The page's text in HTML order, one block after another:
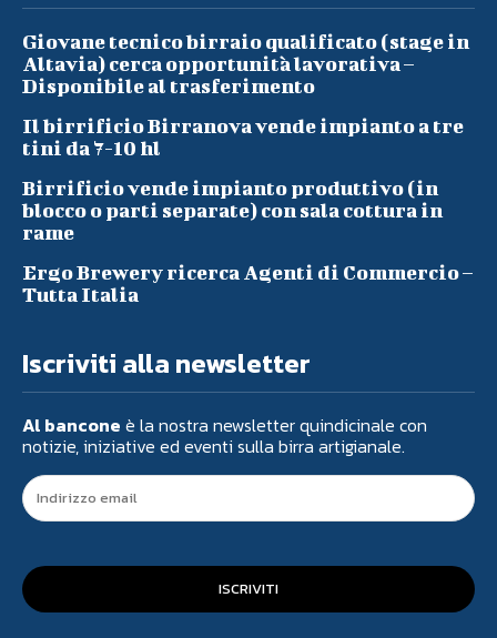
Giovane tecnico birraio qualificato (stage in
Altavia) cerca opportunità lavorativa –
Disponibile al trasferimento
Il birrificio Birranova vende impianto a tre
tini da 7-10 hl
Birrificio vende impianto produttivo (in
blocco o parti separate) con sala cottura in
rame
Ergo Brewery ricerca Agenti di Commercio –
Tutta Italia
Iscriviti alla newsletter
Al bancone è la nostra newsletter quindicinale con
notizie, iniziative ed eventi sulla birra artigianale.
ISCRIVITI